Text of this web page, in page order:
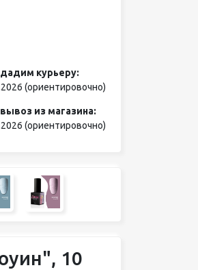
курьеру:
(ориентировочно)
из магазина:
(ориентировочно)
10